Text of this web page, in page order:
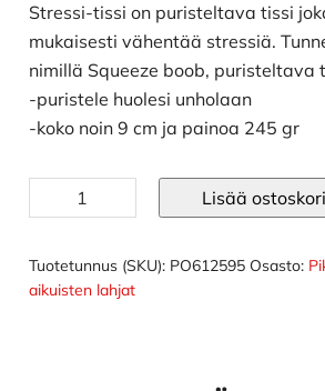
Stressi-tissi on puristeltava tissi
mukaisesti vähentää stressiä.
nimillä Squeeze boob, puristeltava
-puristele huolesi unholaan
-koko noin 9 cm ja painoa 245 gr
Stressitissi
määrä
Lisää
Tuotetunnus (SKU): PO612595 Osasto:
aikuisten lahjat